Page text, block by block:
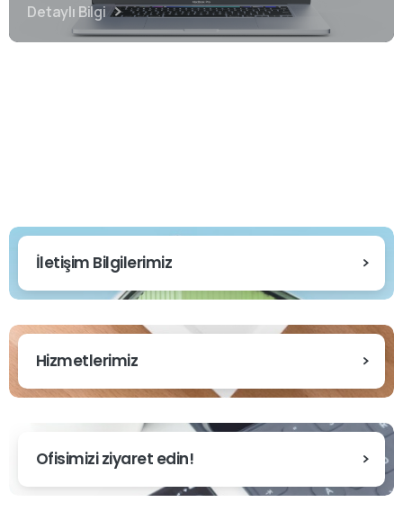
Detaylı Bilgi
İletişim Bilgilerimiz
Hizmetlerimiz
Ofisimizi ziyaret edin!